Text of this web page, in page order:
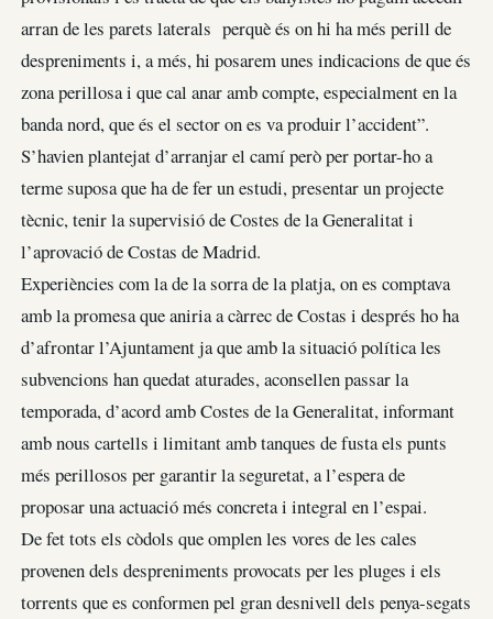
arran de les parets laterals perquè és on hi ha més perill de
despreniments i, a més, hi posarem unes indicacions de que és
zona perillosa i que cal anar amb compte, especialment en la
banda nord, que és el sector on es va produir l’accident”.
S’havien plantejat d’arranjar el camí però per portar-ho a
terme suposa que ha de fer un estudi, presentar un projecte
tècnic, tenir la supervisió de Costes de la Generalitat i
l’aprovació de Costas de Madrid.
Experiències com la de la sorra de la platja, on es comptava
amb la promesa que aniria a càrrec de Costas i després ho ha
d’afrontar l’Ajuntament ja que amb la situació política les
subvencions han quedat aturades, aconsellen passar la
temporada, d’acord amb Costes de la Generalitat, informant
amb nous cartells i limitant amb tanques de fusta els punts
més perillosos per garantir la seguretat, a l’espera de
proposar una actuació més concreta i integral en l’espai.
De fet tots els còdols que omplen les vores de les cales
provenen dels despreniments provocats per les pluges i els
torrents que es conformen pel gran desnivell dels penya-segats